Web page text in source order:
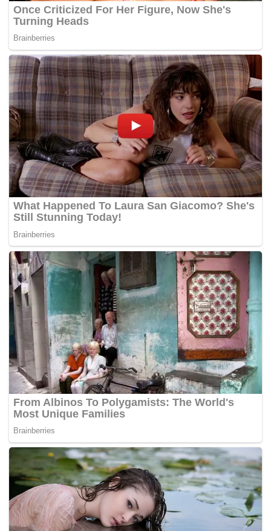
kemalangan,”ujar Dr. Michael Büchsner yang juga
peneraju syarikat berpangkalan di selatan Jerman itu. –
Daily Mail
Tags: beg udara